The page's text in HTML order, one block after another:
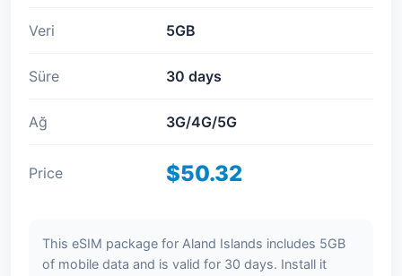
Veri 5GB
Süre 30 days
Ağ 3G/4G/5G
Price $50.32
This eSIM package for Aland Islands includes 5GB
of mobile data and is valid for 30 days. Install it